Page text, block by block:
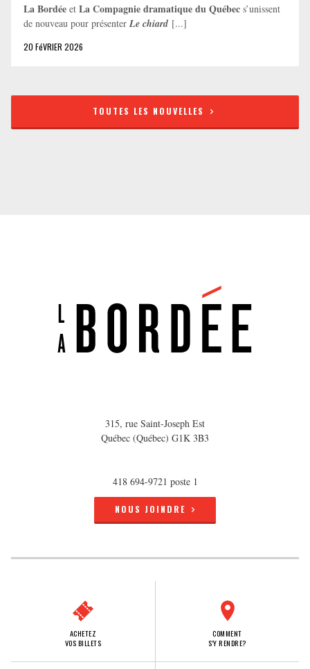
La Bordée et La Compagnie dramatique du Québec s’unissent
de nouveau pour présenter Le chiard [...]
20 FéVRIER 2026
TOUTES LES NOUVELLES
315, rue Saint-Joseph Est
Québec (Québec) G1K 3B3
418 694-9721 poste 1
NOUS JOINDRE
ACHETEZ
VOS BILLETS
COMMENT
S'Y RENDRE?